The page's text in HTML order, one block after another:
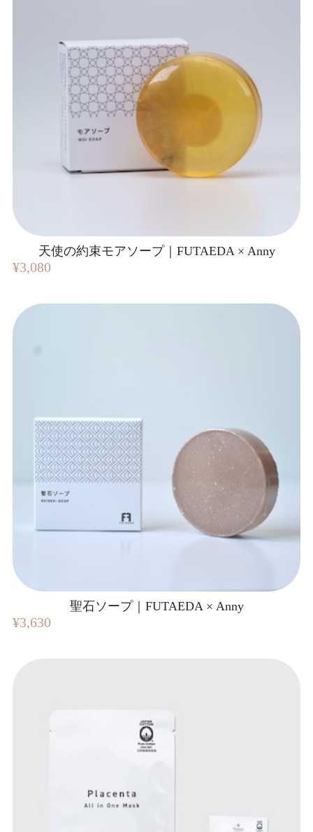
天使の約束モアソープ｜FUTAEDA × Anny
¥3,080
聖石ソープ｜FUTAEDA × Anny
¥3,630